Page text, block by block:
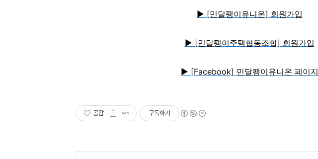
▶ [민달팽이유니온] 회원가입
▶ [민달팽이주택협동조합] 회원가입
▶ [Facebook] 민달팽이유니온 페이지
공감 구독하기